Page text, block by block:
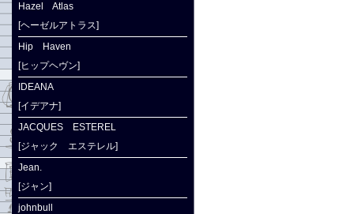
Hazel Atlas
[ヘーゼルアトラス]
Hip Haven
[ヒップヘヴン]
IDEANA
[イデアナ]
JACQUES ESTEREL
[ジャック エステレル]
Jean.
[ジャン]
johnbull